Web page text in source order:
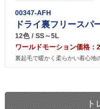
00347-AFH
ドライ裏フリースパ
12色 / SS～5L
ワールドモーション価格：
裏起毛で暖かく柔らかい着心地
ト